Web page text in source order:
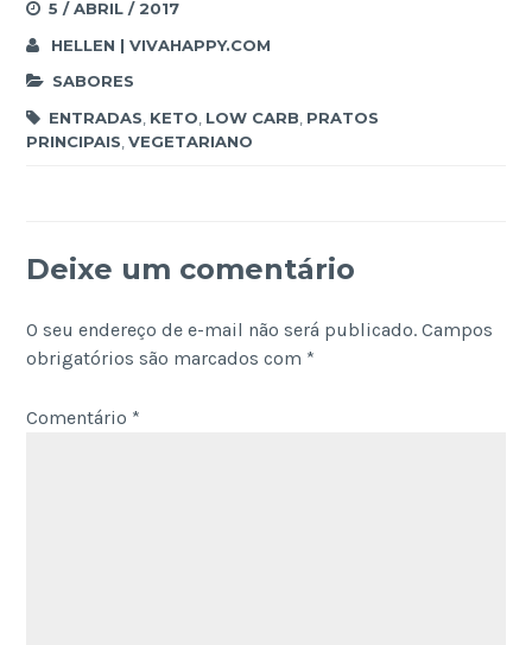
5 / ABRIL / 2017
HELLEN | VIVAHAPPY.COM
SABORES
ENTRADAS KETO LOW CARB PRATOS
PRINCIPAIS ,VEGETARIANO
Deixe um comentário
O seu endereço de e-mail não será publicado. Campos
obrigatórios são marcados com *
Comentário *